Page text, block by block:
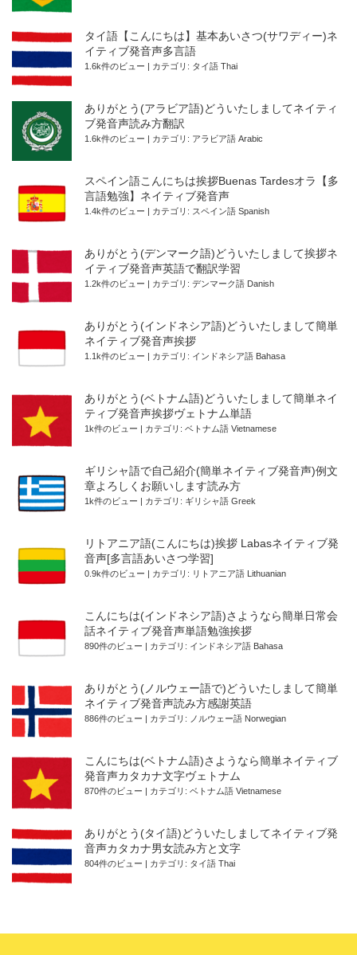
タイ語【こんにちは】基本あいさつ(サワディー)ネ
イティブ発音声多言語
1.6k件のビュー カテゴリ: タイ語 Thai
ありがとう(アラビア語)どういたしましてネイティ
ブ発音声読み方翻訳
1.6k件のビュー カテゴリ: アラビア語 Arabic
スペイン語こんにちは挨拶Buenas Tardesオラ【多
言語勉強】ネイティブ発音声
1.4k件のビュー カテゴリ: スペイン語 Spanish
ありがとう(デンマーク語)どういたしまして挨拶ネ
イティブ発音声英語で翻訳学習
1.2k件のビュー カテゴリ: デンマーク語 Danish
ありがとう(インドネシア語)どういたしまして簡単
ネイティブ発音声挨拶
1.1k件のビュー カテゴリ: インドネシア語 Bahasa
ありがとう(ベトナム語)どういたしまして簡単ネイ
ティブ発音声挨拶ヴェトナム単語
1k件のビュー カテゴリ: ベトナム語 Vietnamese
ギリシャ語で自己紹介(簡単ネイティブ発音声)例文
章よろしくお願いします読み方
1k件のビュー カテゴリ: ギリシャ語 Greek
リトアニア語(こんにちは)挨拶 Labasネイティブ発
音声[多言語あいさつ学習]
0.9k件のビュー カテゴリ: リトアニア語 Lithuanian
こんにちは(インドネシア語)さようなら簡単日常会
話ネイティブ発音声単語勉強挨拶
890件のビュー カテゴリ: インドネシア語 Bahasa
ありがとう(ノルウェー語で)どういたしまして簡単
ネイティブ発音声読み方感謝英語
886件のビュー カテゴリ: ノルウェー語 Norwegian
こんにちは(ベトナム語)さようなら簡単ネイティブ
発音声カタカナ文字ヴェトナム
870件のビュー カテゴリ: ベトナム語 Vietnamese
ありがとう(タイ語)どういたしましてネイティブ発
音声カタカナ男女読み方と文字
804件のビュー カテゴリ: タイ語 Thai